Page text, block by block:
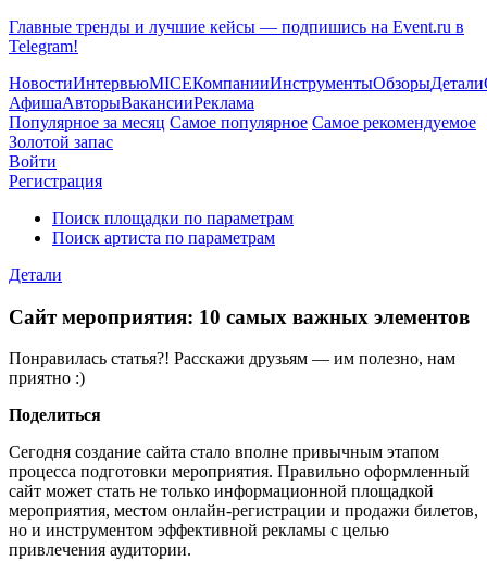
Главные тренды и лучшие кейсы — подпишись на Event.ru в
Telegram!
НовостиИнтервьюMICEКомпанииИнструментыОбзорыДетали
АфишаАвторыВакансииРеклама
Популярное за месяц Самое популярное Самое рекомендуемое
Золотой запас
Войти
Регистрация
Поиск площадки по параметрам
Поиск артиста по параметрам
Детали
Сайт мероприятия: 10 самых важных элементов
Понравилась статья?! Расскажи друзьям — им полезно, нам
приятно :)
Поделиться
Сегодня создание сайта стало вполне привычным этапом
процесса подготовки мероприятия. Правильно оформленный
сайт может стать не только информационной площадкой
мероприятия, местом онлайн-регистрации и продажи билетов,
но и инструментом эффективной рекламы с целью
привлечения аудитории.